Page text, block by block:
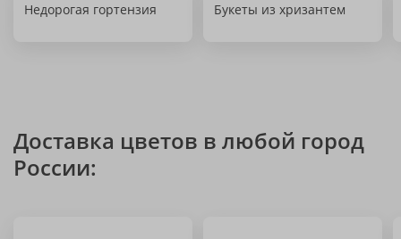
Недорогая гортензия Букеты из хризантем
Доставка цветов в любой город
России: